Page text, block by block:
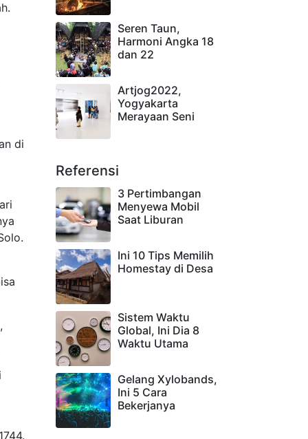
di
Seren Taun,
Harmoni Angka 18
dan 22
Artjog2022,
Yogyakarta
Merayaan Seni
Referensi
3 Pertimbangan
Menyewa Mobil
Saat Liburan
Ini 10 Tips Memilih
Homestay di Desa
Sistem Waktu
Global, Ini Dia 8
Waktu Utama
Gelang Xylobands,
Ini 5 Cara
Bekerjanya